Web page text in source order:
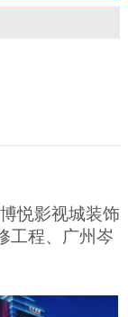
悦影视城装饰
工程、广州岑